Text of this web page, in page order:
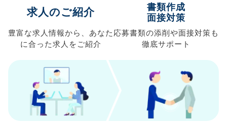
求人のご紹介
豊富な求人情報から、 あなた
に合った求人を ご紹介
書類作成
面接対策
応募書類の添削や面接対策も
徹底サポート